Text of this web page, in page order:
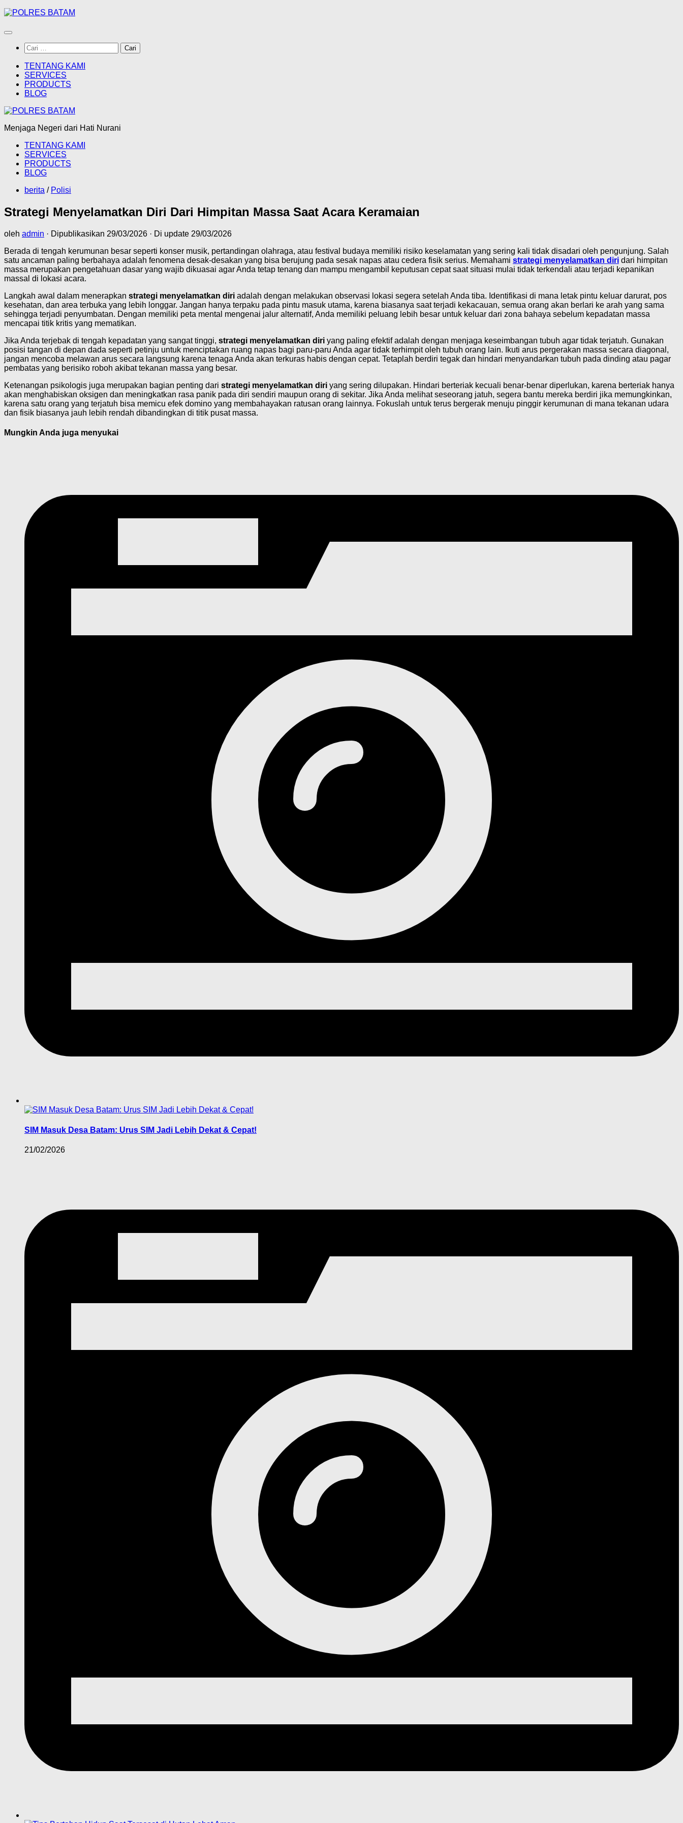
Skip
content
Cari
untuk:
TENTANG KAMI
SERVICES
PRODUCTS
BLOG
Menjaga Negeri dari Hati Nurani
TENTANG KAMI
SERVICES
PRODUCTS
BLOG
berita / Polisi
Strategi Menyelamatkan Diri Dari Himpitan Massa Saat Acara Keramaian
oleh admin · Dipublikasikan 29/03/2026 · Di update 29/03/2026
Berada di tengah kerumunan besar seperti konser musik, pertandingan olahraga, atau festival budaya memiliki risiko keselamatan yang sering kali tidak disadari oleh pengunjung. Salah
satu ancaman paling berbahaya adalah fenomena desak-desakan yang bisa berujung pada sesak napas atau cedera fisik serius. Memahami strategi menyelamatkan diri dari himpitan
massa merupakan pengetahuan dasar yang wajib dikuasai agar Anda tetap tenang dan mampu mengambil keputusan cepat saat situasi mulai tidak terkendali atau terjadi kepanikan
massal di lokasi acara.
Langkah awal dalam menerapkan strategi menyelamatkan diri adalah dengan melakukan observasi lokasi segera setelah Anda tiba. Identifikasi di mana letak pintu keluar darurat, pos
kesehatan, dan area terbuka yang lebih longgar. Jangan hanya terpaku pada pintu masuk utama, karena biasanya saat terjadi kekacauan, semua orang akan berlari ke arah yang sama
sehingga terjadi penyumbatan. Dengan memiliki peta mental mengenai jalur alternatif, Anda memiliki peluang lebih besar untuk keluar dari zona bahaya sebelum kepadatan massa
mencapai titik kritis yang mematikan.
Jika Anda terjebak di tengah kepadatan yang sangat tinggi, strategi menyelamatkan diri yang paling efektif adalah dengan menjaga keseimbangan tubuh agar tidak terjatuh. Gunakan
posisi tangan di depan dada seperti petinju untuk menciptakan ruang napas bagi paru-paru Anda agar tidak terhimpit oleh tubuh orang lain. Ikuti arus pergerakan massa secara diagonal,
jangan mencoba melawan arus secara langsung karena tenaga Anda akan terkuras habis dengan cepat. Tetaplah berdiri tegak dan hindari menyandarkan tubuh pada dinding atau pagar
pembatas yang berisiko roboh akibat tekanan massa yang besar.
Ketenangan psikologis juga merupakan bagian penting dari strategi menyelamatkan diri yang sering dilupakan. Hindari berteriak kecuali benar-benar diperlukan, karena berteriak hanya
akan menghabiskan oksigen dan meningkatkan rasa panik pada diri sendiri maupun orang di sekitar. Jika Anda melihat seseorang jatuh, segera bantu mereka berdiri jika memungkinkan,
karena satu orang yang terjatuh bisa memicu efek domino yang membahayakan ratusan orang lainnya. Fokuslah untuk terus bergerak menuju pinggir kerumunan di mana tekanan udara
dan fisik biasanya jauh lebih rendah dibandingkan di titik pusat massa.
Mungkin Anda juga menyukai
SIM Masuk Desa Batam: Urus SIM Jadi Lebih Dekat & Cepat!
21/02/2026